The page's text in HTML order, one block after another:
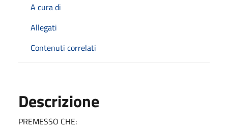
A cura di
Allegati
Contenuti correlati
Descrizione
PREMESSO CHE: